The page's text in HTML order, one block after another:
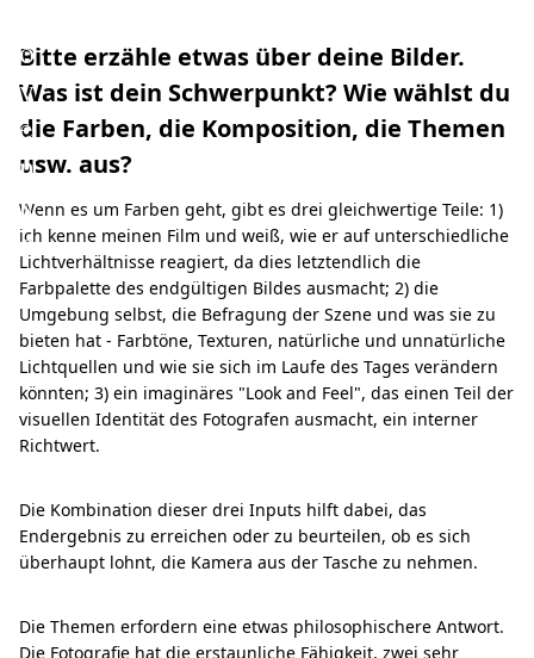
o
v
e
n
k
o
Bitte erzähle etwas über deine Bilder.
Was ist dein Schwerpunkt? Wie wählst du
die Farben, die Komposition, die Themen
usw. aus?
Wenn es um Farben geht, gibt es drei gleichwertige Teile: 1)
ich kenne meinen Film und weiß, wie er auf unterschiedliche
Lichtverhältnisse reagiert, da dies letztendlich die
Farbpalette des endgültigen Bildes ausmacht; 2) die
Umgebung selbst, die Befragung der Szene und was sie zu
bieten hat - Farbtöne, Texturen, natürliche und unnatürliche
Lichtquellen und wie sie sich im Laufe des Tages verändern
könnten; 3) ein imaginäres "Look and Feel", das einen Teil der
visuellen Identität des Fotografen ausmacht, ein interner
Richtwert.
Die Kombination dieser drei Inputs hilft dabei, das
Endergebnis zu erreichen oder zu beurteilen, ob es sich
überhaupt lohnt, die Kamera aus der Tasche zu nehmen.
Die Themen erfordern eine etwas philosophischere Antwort.
Die Fotografie hat die erstaunliche Fähigkeit, zwei sehr